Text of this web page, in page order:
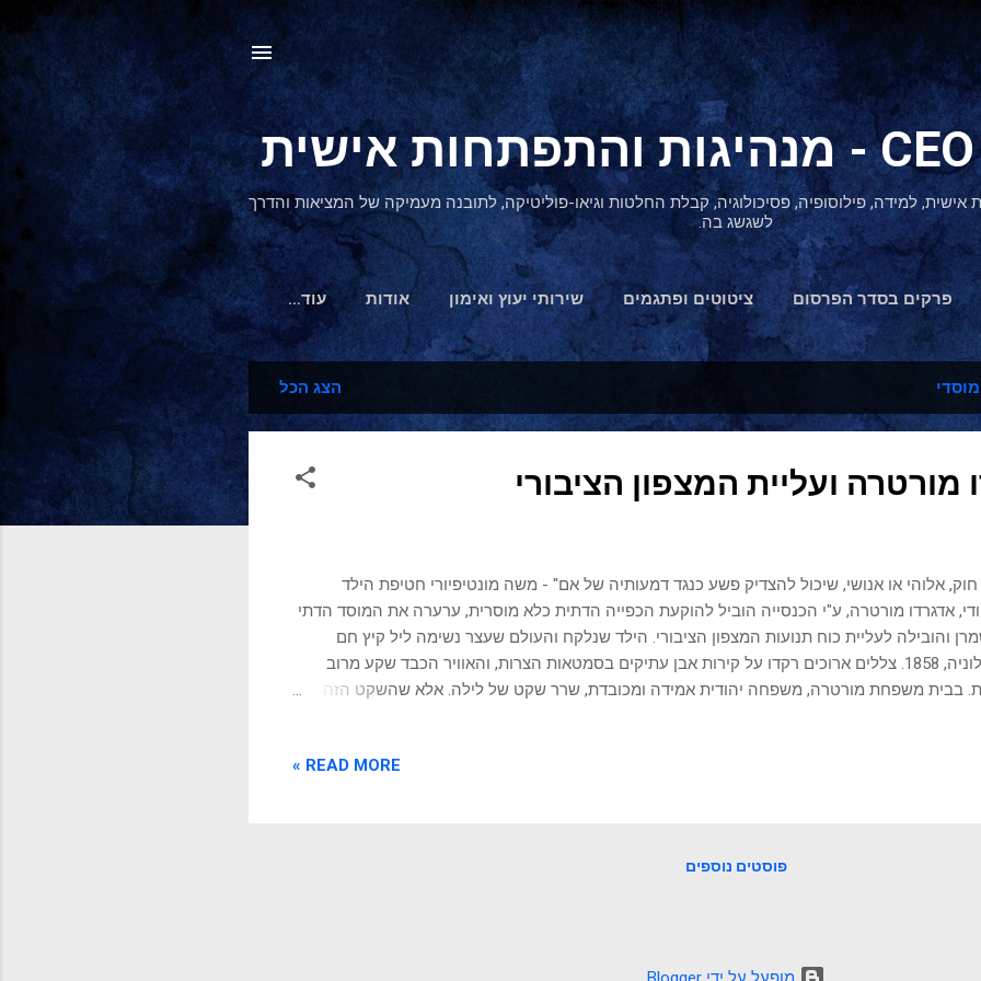
דילוג לתוכן הראשי
אישית, למידה, פילוסופיה, פסיכולוגיה, קבלת החלטות וגיאו-פוליטיקה, לתובנה מעמיקה של המציאות והדרך
לשגשג בה.
פרקים בסדר הפרסום ציטוטים ופתגמים שירותי יעוץ ואימון אודות ‏עוד…
הצהרת נגישות
הצג הכל
ועליית המצפון הציבורי
חוק, אלוהי או אנושי, שיכול להצדיק פשע כנגד דמעותיה של אם" - משה מונטיפיורי חטיפת הילד
אדגרדו מורטרה, ע"י הכנסייה הוביל להוקעת הכפייה הדתית כלא מוסרית, ערערה את המוסד הדתי
והובילה לעליית כוח תנועות המצפון הציבורי. הילד שנלקח והעולם שעצר נשימה ליל קיץ חם
בבולוניה, 1858. צללים ארוכים רקדו על קירות אבן עתיקים בסמטאות הצרות, והאוויר הכבד שקע מרוב
בבית משפחת מורטרה, משפחה יהודית אמידה ומכובדת, שרר שקט של לילה. אלא שהשקט הזה
קרא קול סמכותי מבחוץ. "המשרתת שלכם, אנה מוריסי, העידה כי הטבילה את בנכם, אדגרדו,
READ MORE »
פוסטים נוספים